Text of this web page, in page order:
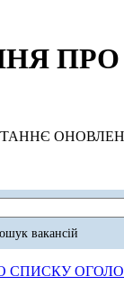
ПРО
вакансій
СПИСКУ